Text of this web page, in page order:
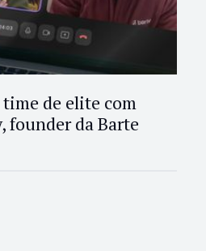
de elite com
founder da Barte